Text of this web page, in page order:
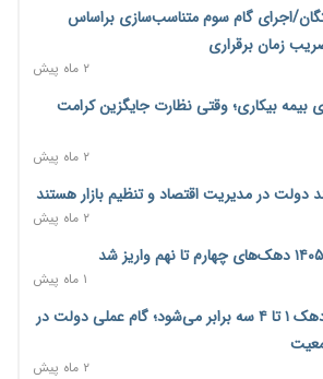
مالیاتی: بلاگرهای پردرآمد مشمول پرداخت
پیش‌بینی افزایش تولید برنج؛ نیاز وارداتی کشور به ۵۰۰ هزار تن
۲ روز پیش
برای تمدید ورود موقت کالا و خودرو تا
اجرای گام سوم متناسب‌سازی براساس
۲ ماه پیش
بیمه بیکاری؛ وقتی نظارت جایگزین کرامت
۲ ماه پیش
دولت در مدیریت اقتصاد و تنظیم بازار هستند
۲ ماه پیش
۱ ماه پیش
یارانه خانواده‌های دهک ۱ تا ۴ سه برابر می‌شود؛ گام عملی دولت در
۲ ماه پیش